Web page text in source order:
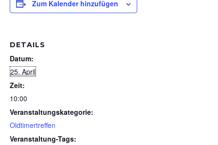
Zum Kalender hinzufügen
DETAILS
Datum:
25. April
Zeit:
10:00
Veranstaltungskategorie:
Oldtimertreffen
Veranstaltung-Tags: